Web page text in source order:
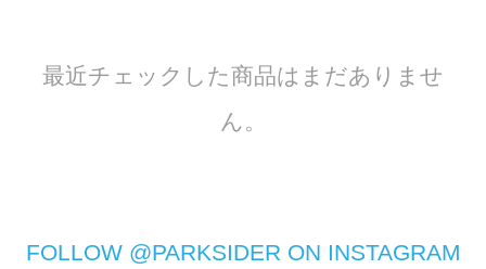
最近チェックした商品はまだありませ
ん。
FOLLOW @PARKSIDER ON INSTAGRAM